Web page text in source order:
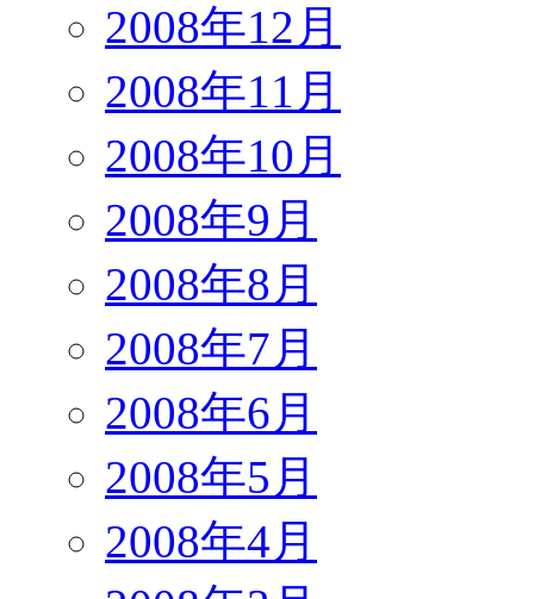
2008年12月
2008年11月
2008年10月
2008年9月
2008年8月
2008年7月
2008年6月
2008年5月
2008年4月